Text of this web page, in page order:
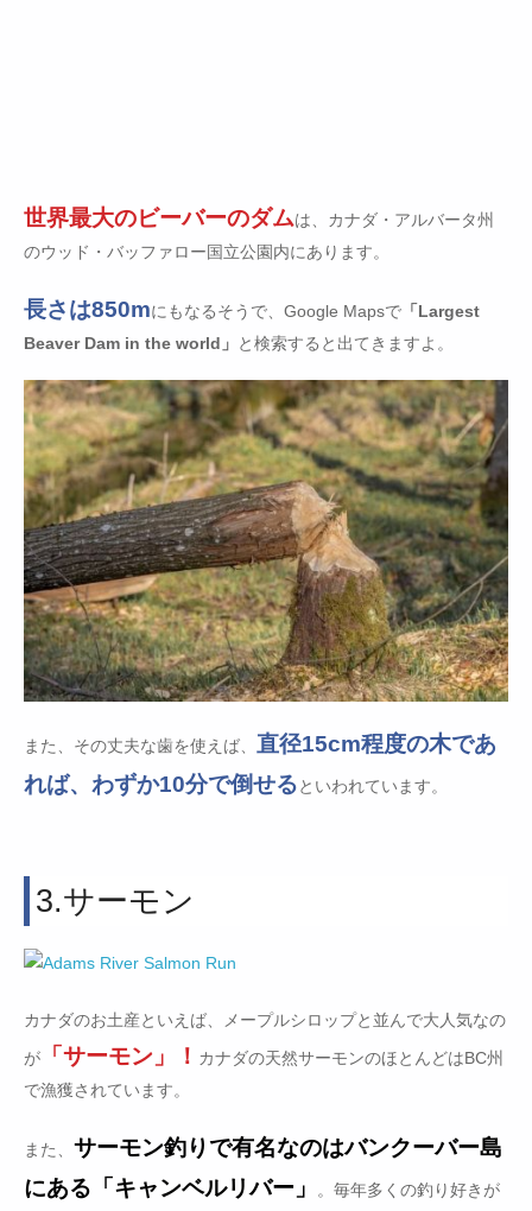
世界最大のビーバーのダムは、カナダ・アルバータ州
のウッド・バッファロー国立公園内にあります。
長さは850mにもなるそうで、Google Mapsで 「Largest
Beaver Dam in the world」 と検索すると出てきますよ。
また、その丈夫な歯を使えば、 直径15cm程度の木であ
れば、わずか10分で倒せるといわれています。
3.サーモン
カナダのお土産といえば、メープルシロップと並んで大人気なの
が
「サーモン」！ カナダの天然サーモンのほとんどはBC州
で漁獲されています。
また、 サーモン釣りで有名なのはバンクーバー島
にある「キャンベルリバー」
。毎年多くの釣り好きが